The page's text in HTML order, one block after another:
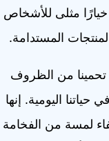
خيارًا مثلى للأشخاص
المستدامة.
من الظروف
اليومية. إنها
لمسة من الفخامة